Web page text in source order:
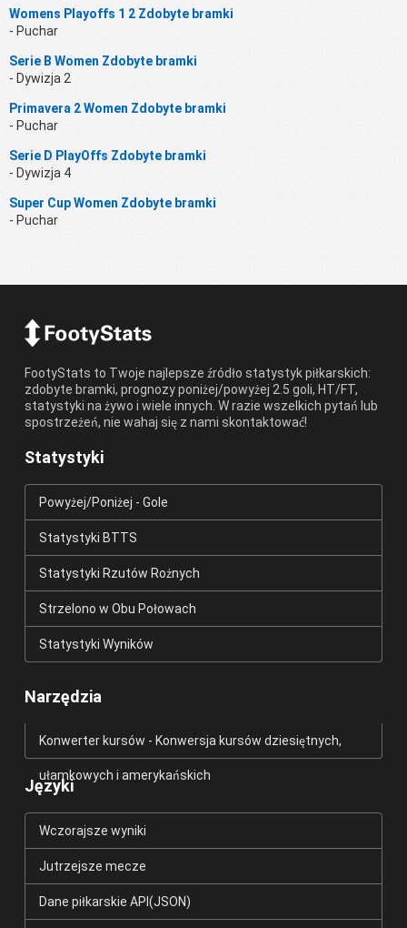
Womens Playoffs 1 2 Zdobyte bramki
- Puchar
Serie B Women Zdobyte bramki
- Dywizja 2
Primavera 2 Women Zdobyte bramki
- Puchar
Serie D PlayOffs Zdobyte bramki
- Dywizja 4
Super Cup Women Zdobyte bramki
- Puchar
FootyStats to Twoje najlepsze źródło statystyk piłkarskich:
zdobyte bramki, prognozy poniżej/powyżej 2.5 goli, HT/FT,
statystyki na żywo i wiele innych. W razie wszelkich pytań lub
spostrzeżeń, nie wahaj się z nami skontaktować!
Statystyki
Powyżej/Poniżej - Gole
Statystyki BTTS
Statystyki Rzutów Rożnych
Strzelono w Obu Połowach
Statystyki Wyników
Narzędzia
Konwerter kursów - Konwersja kursów dziesiętnych,
ułamkowych i amerykańskich
Języki
Wczorajsze wyniki
Jutrzejsze mecze
Dane piłkarskie API(JSON)